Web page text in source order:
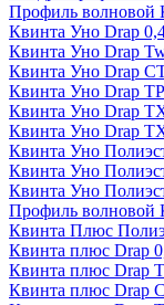
Профиль волновой
Квинта Уно Drap
Квинта Уно Drap
Квинта Уно Drap
Квинта Уно Drap ТР
Квинта Уно Drap
Квинта Уно Drap
Квинта Уно
Квинта Уно
Квинта Уно
Профиль волновой
Квинта Плюс
Квинта плюс Drap
Квинта плюс Drap
Квинта плюс Drap